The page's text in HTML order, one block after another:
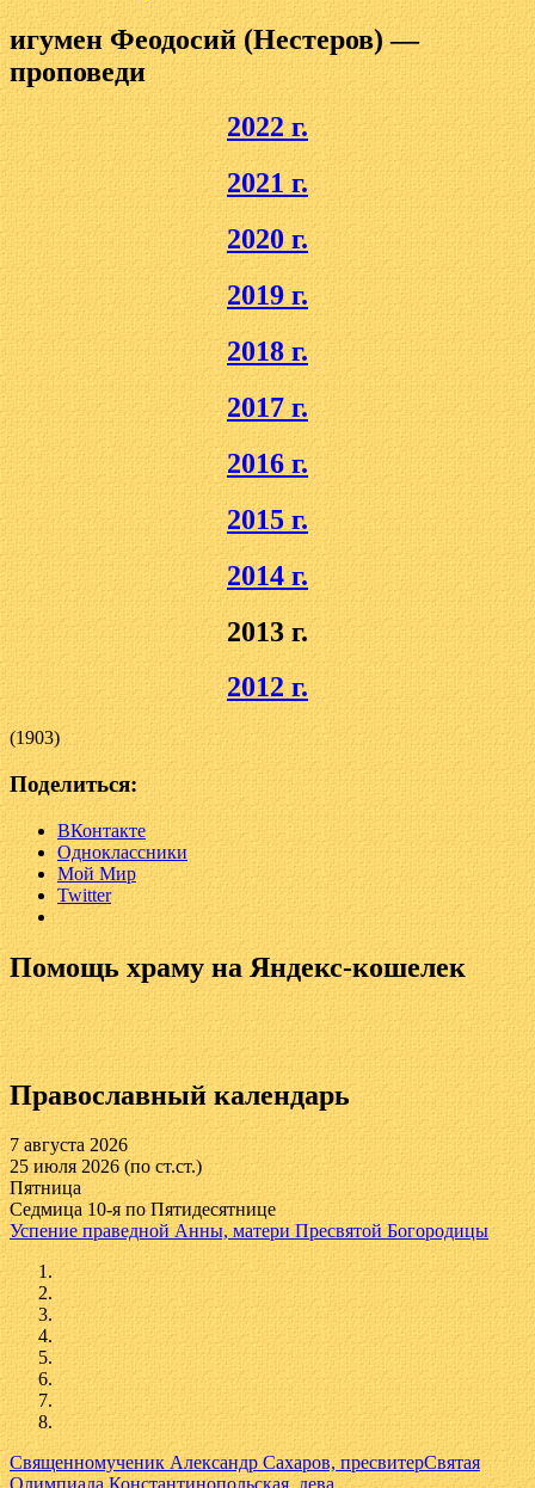
игумен Феодосий (Нестеров) —
проповеди
2022 г.
2021 г.
2020 г.
2019 г.
2018 г.
2017 г.
2016 г.
2015 г.
2014 г.
2013 г.
2012 г.
(1903)
Поделиться:
ВКонтакте
Одноклассники
Мой Мир
Twitter
Помощь храму на Яндекс-кошелек
Православный календарь
7 августа 2026
25 июля 2026 (по ст.ст.)
Пятница
Седмица 10-я по Пятидесятнице
Успение праведной Анны, матери Пресвятой Богородицы
Священномученик Александр Сахаров, пресвитерСвятая